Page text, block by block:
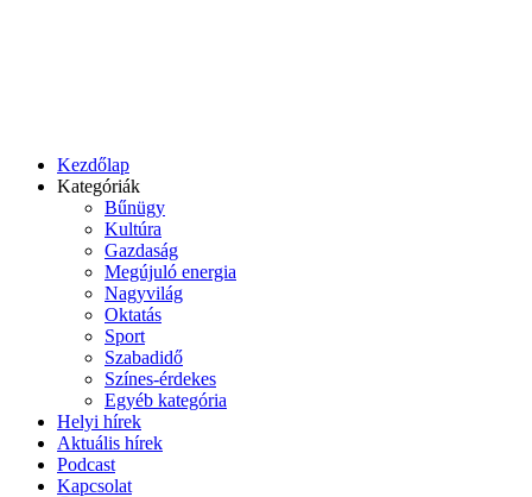
Kezdőlap
Kategóriák
Bűnügy
Kultúra
Gazdaság
Megújuló energia
Nagyvilág
Oktatás
Sport
Szabadidő
Színes-érdekes
Egyéb kategória
Helyi hírek
Aktuális hírek
Podcast
Kapcsolat